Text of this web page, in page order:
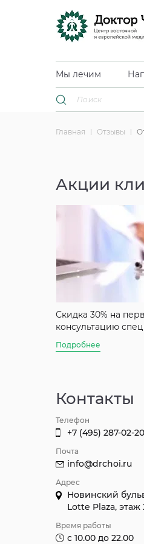
Мы лечим
Главная Отзывы
Акции
Скидка 30% на
консультацию
Подробнее
Контакты
Телефон
+7 (495) 287-02-20
Почта
info@drchoi.ru
Адрес
Новинский
Lotte Plaza, этаж
Время работы
с 10.00 до 22.00